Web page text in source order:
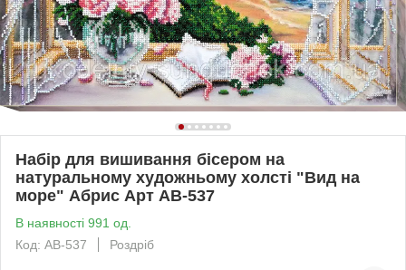
Набір для вишивання бісером на
натуральному художньому холсті "Вид на
море" Абрис Арт AB-537
В наявності 991 од.
Код: AB-537
Роздріб